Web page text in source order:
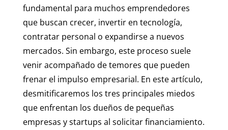
fundamental para muchos emprendedores
que buscan crecer, invertir en tecnología,
contratar personal o expandirse a nuevos
mercados. Sin embargo, este proceso suele
venir acompañado de temores que pueden
frenar el impulso empresarial. En este artículo,
desmitificaremos los tres principales miedos
que enfrentan los dueños de pequeñas
empresas y startups al solicitar financiamiento.